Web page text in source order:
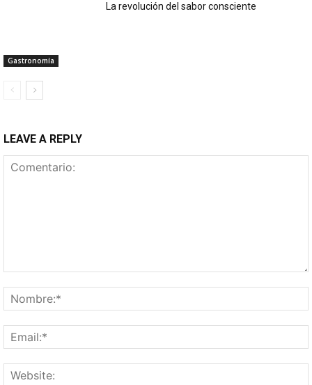
Gastronomía
La revolución del sabor consciente
LEAVE A REPLY